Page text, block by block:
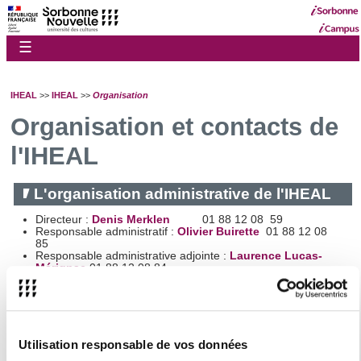
Utilisation responsable de vos données
☰
IHEAL >> IHEAL >> Organisation
Organisation et contacts de
l'IHEAL
L'organisation administrative de l'IHEAL
Directeur : Denis Merklen 01 88 12 08 59
Responsable administratif :Olivier Buirette 01 88 12 08
85
Responsable administrative adjointe : Laurence Lucas-
Mérignac 01 88 12 08 84
Communication :
01 88 12 15 09
Scolarité
Relations internationales : Rebeca Ornelas
90